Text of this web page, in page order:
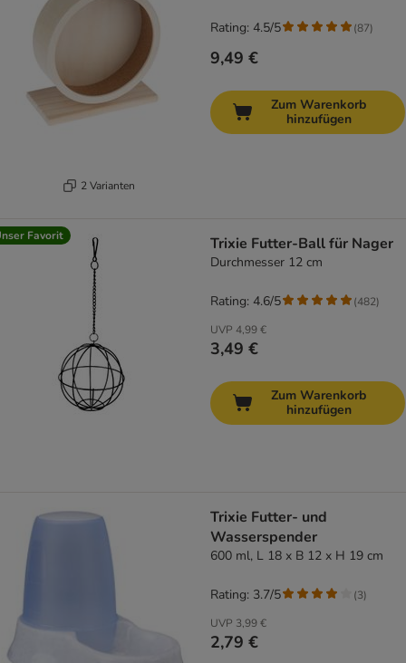
2 Varianten
9,49 €
Rating: 4.5/5 (87)
Zum Warenkorb
hinzufügen
Favorit Trixie Futter-Ball für Nager
Durchmesser 12 cm
UVP 4,99 €
3,49 €
Rating: 4.6/5 (482)
Zum Warenkorb
hinzufügen
Trixie Futter- und
Wasserspender
600 ml, L 18 x B 12 x H 19 cm
UVP 3,99 €
2,79 €
Rating: 3.7/5 (3)